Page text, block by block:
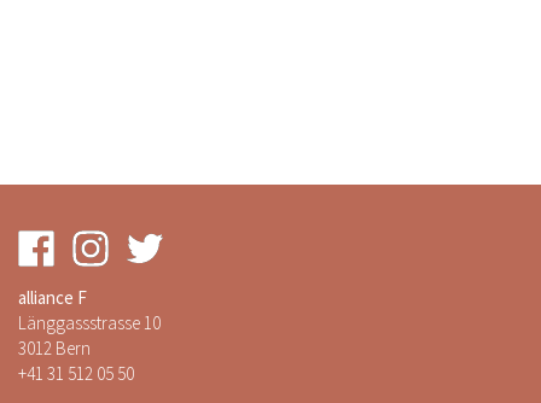
alliance F
Länggassstrasse 10
3012 Bern
+41 31 512 05 50